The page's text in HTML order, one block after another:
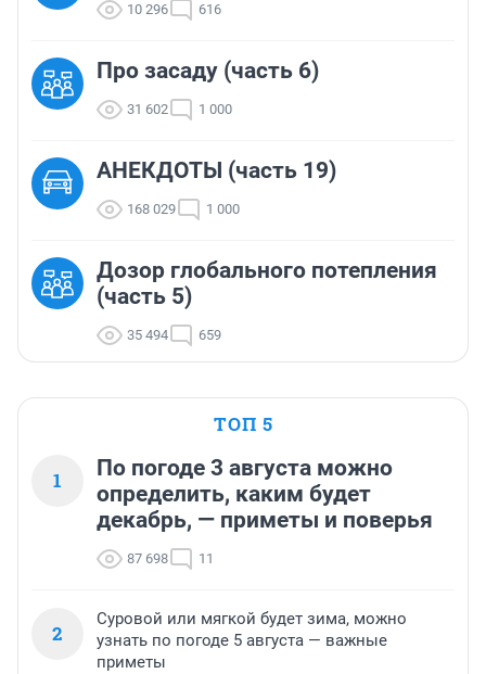
10 296 616
Про засаду (часть 6)
31 602 1 000
АНЕКДОТЫ (часть 19)
168 029 1 000
Дозор глобального потепления
(часть 5)
35 494 659
ТОП 5
1
По погоде 3 августа можно
определить, каким будет
декабрь, — приметы и поверья
87 698 11
2
Суровой или мягкой будет зима, можно
узнать по погоде 5 августа — важные
приметы